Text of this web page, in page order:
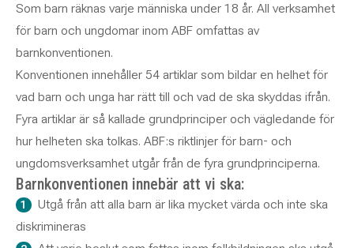
Som barn räknas varje människa under 18 år. All verksamhet
för barn och ungdomar inom ABF omfattas av
barnkonventionen.
Konventionen innehåller 54 artiklar som bildar en helhet för
vad barn och unga har rätt till och vad de ska skyddas ifrån.
Fyra artiklar är så kallade grundprinciper och vägledande för
hur helheten ska tolkas. ABF:s riktlinjer för barn- och
ungdomsverksamhet utgår från de fyra grundprinciperna.
Barnkonventionen innebär att vi ska:
Utgå från att alla barn är lika mycket värda och inte ska
diskrimineras